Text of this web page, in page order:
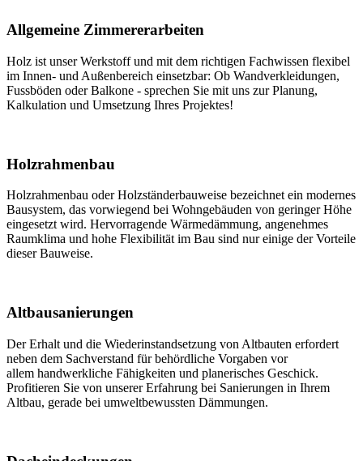
Allgemeine Zimmererarbeiten
Holz ist unser Werkstoff und mit dem richtigen Fachwissen flexibel
im Innen- und Außenbereich einsetzbar: Ob Wandverkleidungen,
Fussböden oder Balkone - sprechen Sie mit uns zur Planung,
Kalkulation und Umsetzung Ihres Projektes!
Holzrahmenbau
Holzrahmenbau oder Holzständerbauweise bezeichnet ein modernes
Bausystem, das vorwiegend bei Wohngebäuden von geringer Höhe
eingesetzt wird. Hervorragende Wärmedämmung, angenehmes
Raumklima und hohe Flexibilität im Bau sind nur einige der Vorteile
dieser Bauweise.
Altbausanierungen
Der Erhalt und die Wiederinstandsetzung von Altbauten erfordert
neben dem Sachverstand für behördliche Vorgaben vor
allem handwerkliche Fähigkeiten und planerisches Geschick.
Profitieren Sie von unserer Erfahrung bei Sanierungen in Ihrem
Altbau, gerade bei umweltbewussten Dämmungen.